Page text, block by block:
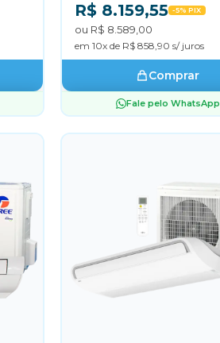
R$ 8.159,55 -5% PIX
ou R$ 8.589,00
em 10x de R$ 858,90 s/ juros
Comprar
Fale pelo WhatsApp